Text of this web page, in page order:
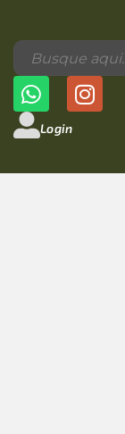
Login